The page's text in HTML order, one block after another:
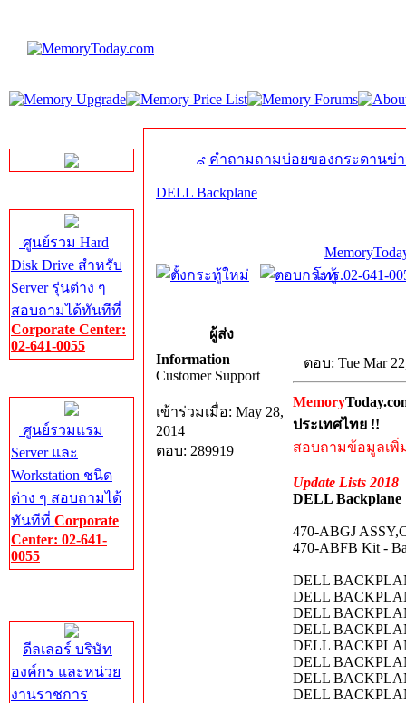
ศูนย์รวม Hard
Disk Drive สำหรับ
Server รุ่นต่าง ๆ
สอบถามได้ทันทีที่
Corporate Center:
02-641-0055
ศูนย์รวมแรม
Server และ
Workstation ชนิด
ต่าง ๆ สอบถามได้
ทันทีที่ Corporate
Center: 02-641-
0055
ดีลเลอร์ บริษัท
องค์กร และหน่วย
งานราชการ
คำถามถามบ่อยของกระดานข่
DELL Backplane
โทร.02-641-
ผู้ส่ง
Information
Customer Support
เข้าร่วมเมื่อ: May 28,
2014
ตอบ: 289919
ตอบ: Tue Mar
Memory
ประเทศไทย !!
สอบถามข้อมูลเพิ่
Update Lists 2018
DELL Backplane
470-ABGJ
470-ABFB Kit -
DELL
DELL
DELL
DELL
DELL
DELL
DELL
DELL